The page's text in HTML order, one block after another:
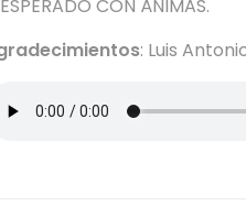
CON ÁNIMAS.
: Luis